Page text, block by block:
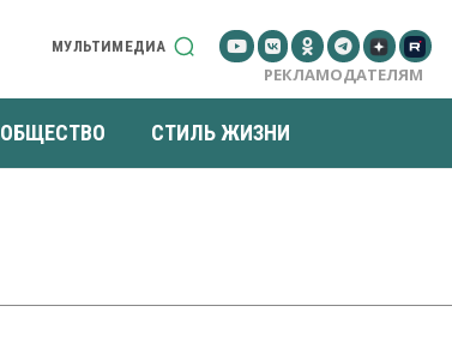
МУЛЬТИМЕДИА
РЕКЛАМОДАТЕЛЯМ
ОБЩЕСТВО СТИЛЬ ЖИЗНИ